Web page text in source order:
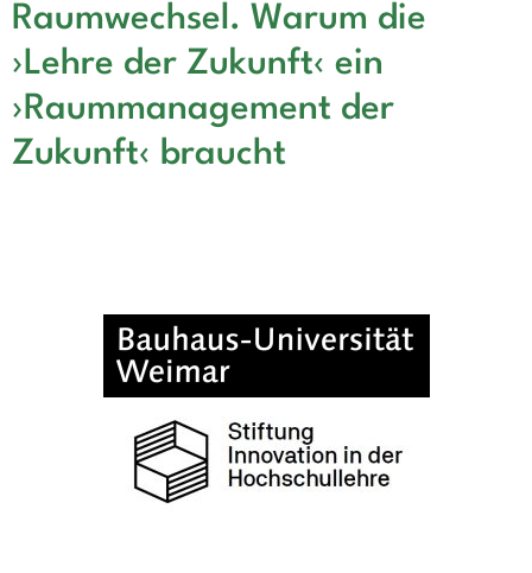
Raumwechsel. Warum die
›Lehre der Zukunft‹ ein
›Raummanagement der
Zukunft‹ braucht